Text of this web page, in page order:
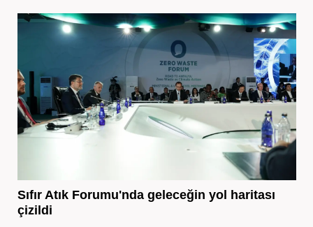
Sıfır Atık Forumu'nda geleceğin yol haritası
çizildi